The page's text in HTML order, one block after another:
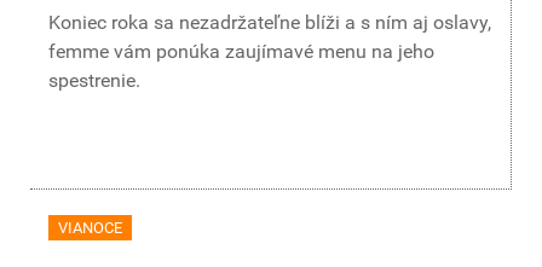
Koniec roka sa nezadržateľne blíži a s ním aj oslavy,
femme vám ponúka zaujímavé menu na jeho
spestrenie.
VIANOCE